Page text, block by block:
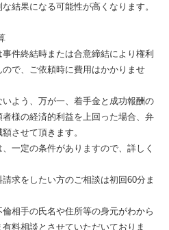
結果になる可能性が高くなります。
件終結時または合意締結により権利
で、ご依頼時に費用はかかりませ
よう、万が一、着手金と成功報酬の
様の経済的利益を上回った場合、弁
させて頂きます。
一定の条件がありますので、詳しく
求をしたい方のご相談は初回60分ま
相手の氏名や住所等の身元がわから
料相談とさせていただいておりま